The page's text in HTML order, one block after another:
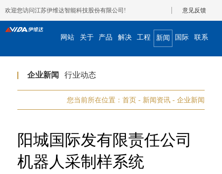
欢迎您访问江苏伊维达智能科技股份有限公司! 意见反馈
网站 关于 产品 解决 工程 新闻 国际 联系
企业新闻 行业动态
您当前所在位置： 首页 - 新闻资讯 - 企业新闻
阳城国际发有限责任公司
机器人采制样系统